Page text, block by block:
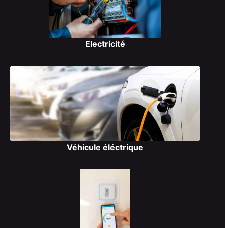
Electricité
Véhicule éléctrique